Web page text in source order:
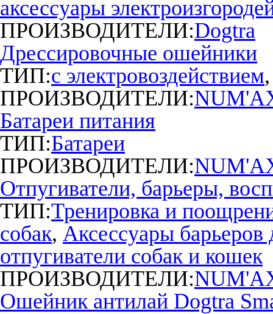
аксессуары
ПРОИЗВОДИТЕЛИ:Dogtra
Дрессировочные ошейники
ТИП:с электро­воздействием
ПРОИЗВОДИТЕЛИ:
Батареи питания
ТИП:Батареи
ПРОИЗВОДИТЕЛИ:
Отпугиватели, барьеры,
ТИП:Тренировка и
собак, Аксессуары барьеров
отпугиватели собак и кошек
ПРОИЗВОДИТЕЛИ:
Ошейник антилай Dogtra